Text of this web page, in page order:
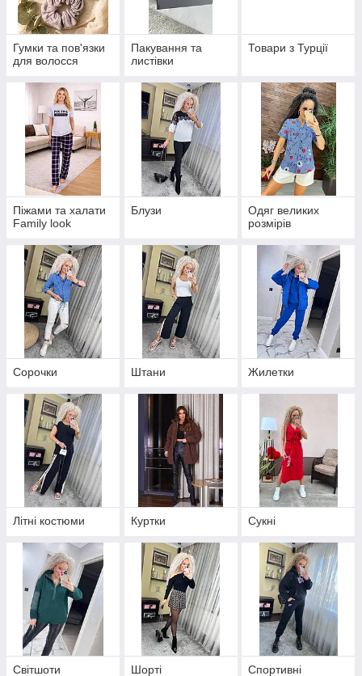
Гумки та пов'язки
для волосся
Пакування та
листівки
Товари з Турції
Піжами та халати
Family look
Блузи
Одяг великих
розмірів
Сорочки Штани Жилетки
Літні костюми Куртки Сукні
Світшоти Шорті
Спортивні